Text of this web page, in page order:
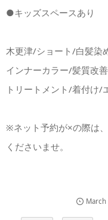
●キッズスペースあり
木更津/ショート/白髪染
インナーカラー/髪質改
トリートメント/着付け/
※ネット予約が×の際は
くださいませ。
March